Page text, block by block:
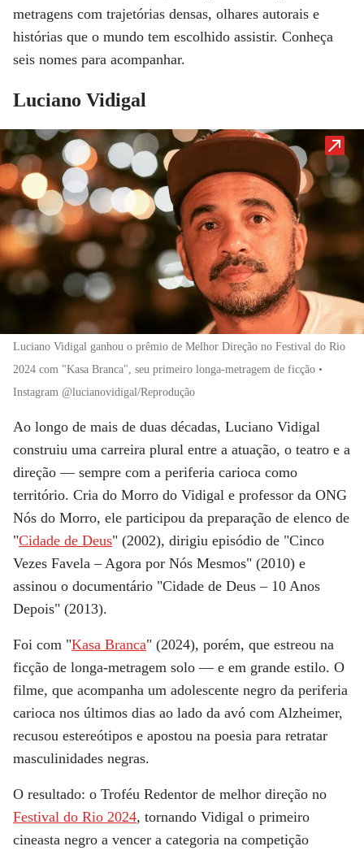
metragens com trajetórias densas, olhares autorais e
histórias que o mundo tem escolhido assistir. Conheça
seis nomes para acompanhar.
Luciano Vidigal
Luciano Vidigal ganhou o prêmio de Melhor Direção no Festival do Rio
2024 com "Kasa Branca", seu primeiro longa-metragem de ficção •
Instagram @lucianovidigal/Reprodução
Ao longo de mais de duas décadas, Luciano Vidigal
construiu uma carreira plural entre a atuação, o teatro e a
direção — sempre com a periferia carioca como
território. Cria do Morro do Vidigal e professor da ONG
Nós do Morro, ele participou da preparação de elenco de
"Cidade de Deus" (2002), dirigiu episódio de "Cinco
Vezes Favela – Agora por Nós Mesmos" (2010) e
assinou o documentário "Cidade de Deus – 10 Anos
Depois" (2013).
Foi com "Kasa Branca" (2024), porém, que estreou na
ficção de longa-metragem solo — e em grande estilo. O
filme, que acompanha um adolescente negro da periferia
carioca nos últimos dias ao lado da avó com Alzheimer,
recusou estereótipos e apostou na poesia para retratar
masculinidades negras.
O resultado: o Troféu Redentor de melhor direção no
Festival do Rio 2024, tornando Vidigal o primeiro
cineasta negro a vencer a categoria na competição